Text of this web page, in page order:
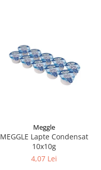
Meggle
MEGGLE Lapte Condensat
10x10g
4,07 Lei